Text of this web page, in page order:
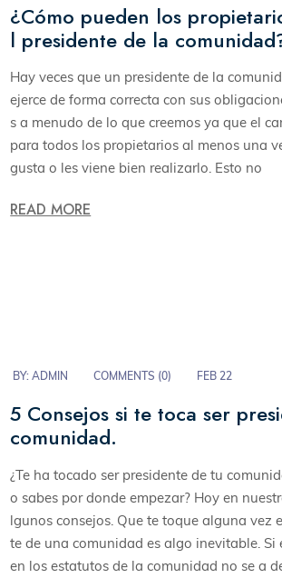
¿Cómo pueden los
l presidente de la
Hay veces que un presidente de la
ejerce de forma correcta con sus
s a menudo de lo que creemos ya que el
para todos los propietarios al menos una
gusta o les viene bien realizarlo. Esto no
READ MORE
BY:ADMIN COMMENTS (0) FEB 22
5 Consejos si te toca ser
comunidad.
¿Te ha tocado ser presidente de tu
o sabes por donde empezar? Hoy en
lgunos consejos. Que te toque alguna vez
te de una comunidad es algo inevitable. Si
en los estatutos de la comunidad no se a